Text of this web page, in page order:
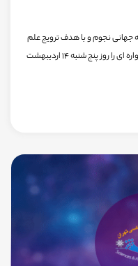
جهانی نجوم و با هدف ترویج علم
نجوم وستاره شناسی بین عموم شهروندان جشنواره ای را روز پنج شنبه 14 اردیبهشت